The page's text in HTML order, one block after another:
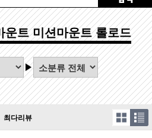
트 미션마운트 롤로드
최다리뷰